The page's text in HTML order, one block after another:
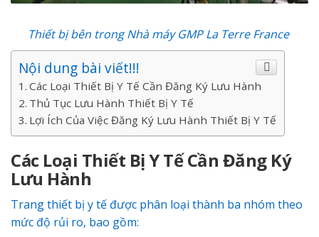
Thiết bị bên trongNhà máy GMP La Terre France
Nội dung bài viết!!!
Các Loại Thiết Bị Y Tế Cần Đăng Ký Lưu Hành
Thủ Tục Lưu Hành Thiết Bị Y Tế
Lợi Ích Của Việc Đăng Ký Lưu Hành Thiết Bị Y Tế
Các Loại Thiết Bị Y Tế Cần Đăng Ký
Lưu Hành
Trang thiết bị y tế được phân loại thành ba nhóm theo
mức độ rủi ro, bao gồm: